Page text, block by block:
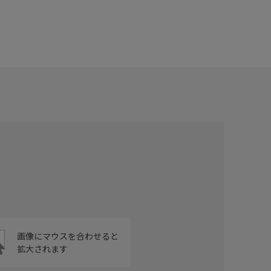
画像にマウスを合わせると
拡大されます